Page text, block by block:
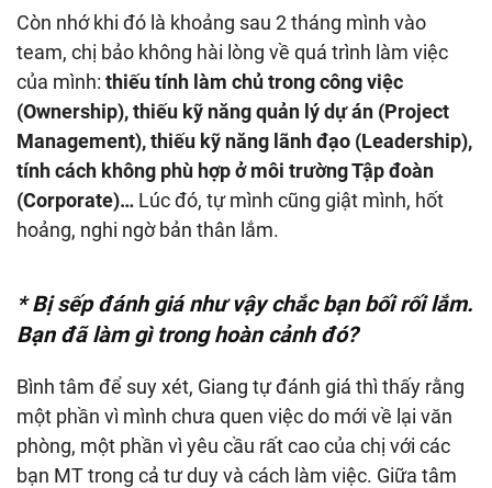
Còn nhớ khi đó là khoảng sau 2 tháng mình vào
team, chị bảo không hài lòng về quá trình làm việc
của mình: thiếu tính làm chủ trong công việc
(Ownership), thiếu kỹ năng quản lý dự án (Project
Management), thiếu kỹ năng lãnh đạo (Leadership),
tính cách không phù hợp ở môi trường Tập đoàn
(Corporate)… Lúc đó, tự mình cũng giật mình, hốt
hoảng, nghi ngờ bản thân lắm.
* Bị sếp đánh giá như vậy chắc bạn bối rối lắm.
Bạn đã làm gì trong hoàn cảnh đó?
Bình tâm để suy xét, Giang tự đánh giá thì thấy rằng
một phần vì mình chưa quen việc do mới về lại văn
phòng, một phần vì yêu cầu rất cao của chị với các
bạn MT trong cả tư duy và cách làm việc. Giữa tâm